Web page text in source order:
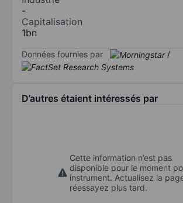
-
Capitalisation
1bn
Données fournies par /
D’autres étaient intéressés par
Cette information n’est pas
disponible pour le moment
instrument. Actualisez la
réessayez plus tard.